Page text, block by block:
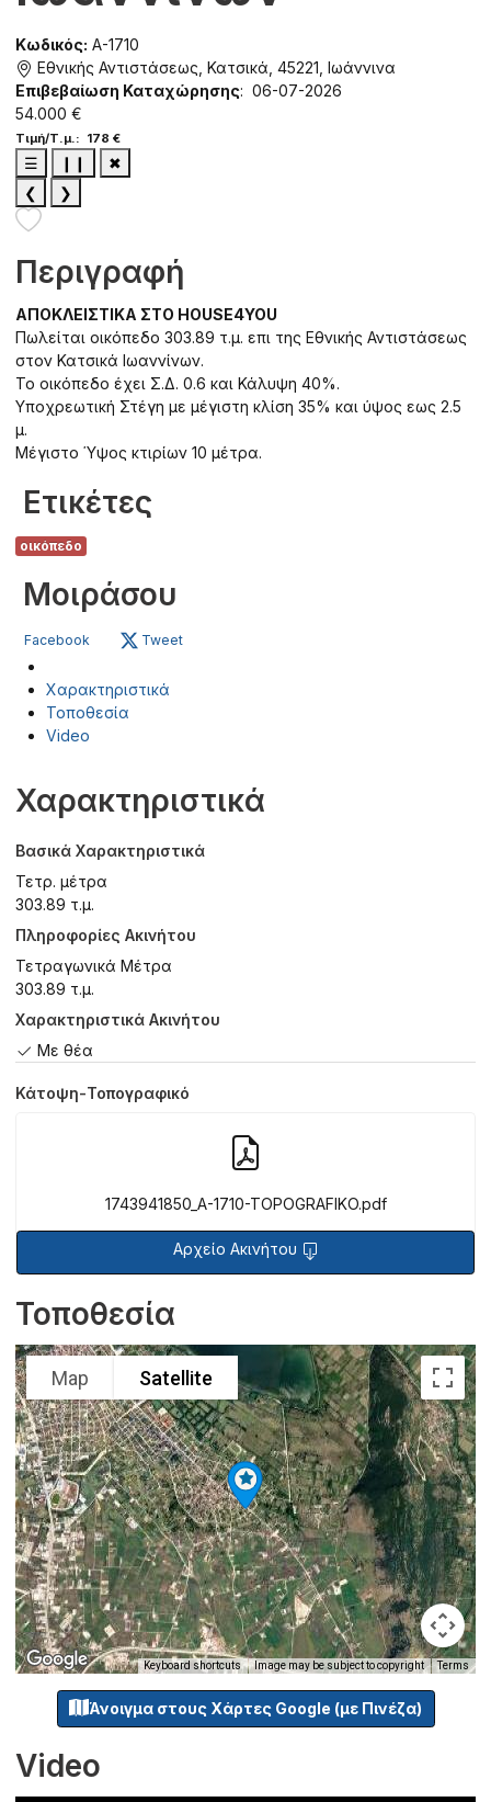
Κωδικός: A-1710
Εθνικής Αντιστάσεως, Κατσικά, 45221, Ιωάννινα
Επιβεβαίωση Καταχώρησης: 06-07-2026
54.000 €
Τιμή/Τ.μ.: 178 €
☰ ❙❙
✖
❮
❯
Περιγραφή
ΑΠΟΚΛΕΙΣΤΙΚΑ ΣΤΟ HOUSE4YOU
Πωλείται οικόπεδο 303.89 τ.μ. επι της Εθνικής Αντιστάσεως
στον Κατσικά Ιωαννίνων.
Το οικόπεδο έχει Σ.Δ. 0.6 και Κάλυψη 40%.
Υποχρεωτική Στέγη με μέγιστη κλίση 35% και ύψος εως 2.5
μ.
Μέγιστο Ύψος κτιρίων 10 μέτρα.
Ετικέτες
οικόπεδο
Μοιράσου
Facebook Tweet
Χαρακτηριστικά
Τοποθεσία
Video
Χαρακτηριστικά
Βασικά Χαρακτηριστικά
Τετρ. μέτρα
303.89 τ.μ.
Πληροφορίες Ακινήτου
Τετραγωνικά Μέτρα
303.89 τ.μ.
Χαρακτηριστικά Ακινήτου
Με θέα
Κάτοψη-Τοπογραφικό
1743941850_A-1710-TOPOGRAFIKO.pdf
Αρχείο Ακινήτου
Τοποθεσία
Map Satellite
Keyboard shortcuts Image may be subject to copyright Terms
Άνοιγμα στους Χάρτες Google (με Πινέζα)
Video